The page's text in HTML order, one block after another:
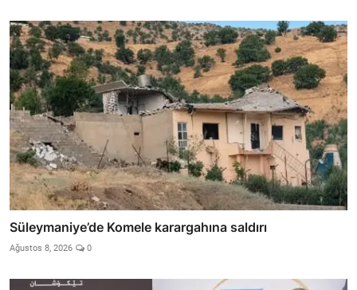
Süleymaniye’de Komele karargahına saldırı
Ağustos 8, 2026 0